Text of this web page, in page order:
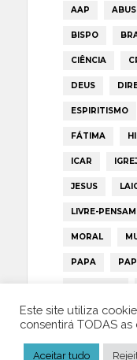
AAP
BISPO
CIÊNCIA
DEUS
ESPIRITISMO
FÁTIMA
ICAR
JESUS
LIVRE-
MORAL
PAPA
PORTUGAL
TRUMP
Este site utiliza
consentirá TODAS as
Aceitar tudo